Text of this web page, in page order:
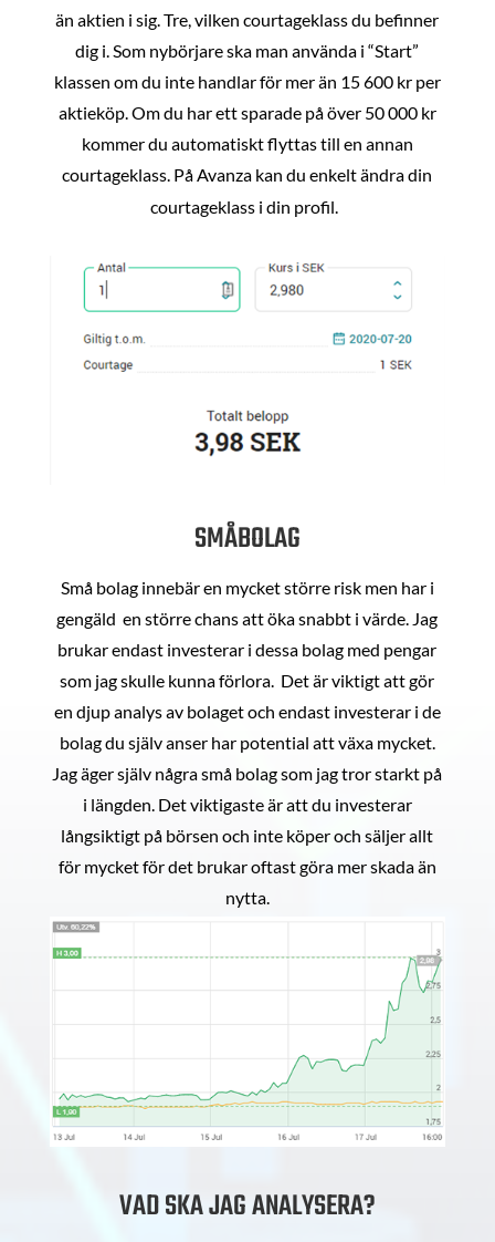
än aktien i sig. Tre, vilken courtageklass du befinner
dig i. Som nybörjare ska man använda i “Start”
klassen om du inte handlar för mer än 15 600 kr per
aktieköp. Om du har ett sparade på över 50 000 kr
kommer du automatiskt flyttas till en annan
courtageklass. På Avanza kan du enkelt ändra din
courtageklass i din profil.
SMÅBOLAG
Små bolag innebär en mycket större risk men har i
gengäld en större chans att öka snabbt i värde. Jag
brukar endast investerar i dessa bolag med pengar
som jag skulle kunna förlora. Det är viktigt att gör
en djup analys av bolaget och endast investerar i de
bolag du själv anser har potential att växa mycket.
Jag äger själv några små bolag som jag tror starkt på
i längden. Det viktigaste är att du investerar
långsiktigt på börsen och inte köper och säljer allt
för mycket för det brukar oftast göra mer skada än
nytta.
VAD SKA JAG ANALYSERA?